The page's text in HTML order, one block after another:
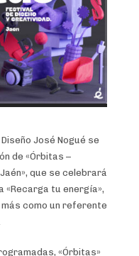
José Nogué se
de «Órbitas –
que se celebrará
«Recarga tu energía»,
como un referente
«Órbitas»